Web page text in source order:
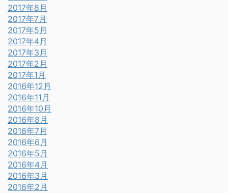
2017年8月
2017年7月
2017年5月
2017年4月
2017年3月
2017年2月
2017年1月
2016年12月
2016年11月
2016年10月
2016年8月
2016年7月
2016年6月
2016年5月
2016年4月
2016年3月
2016年2月